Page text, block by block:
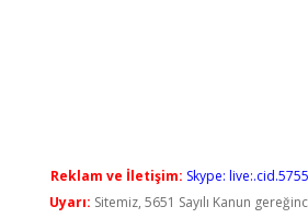
Reklam ve İletişim: Skype:
Uyarı: Sitemiz, 5651 Sayılı Kanun